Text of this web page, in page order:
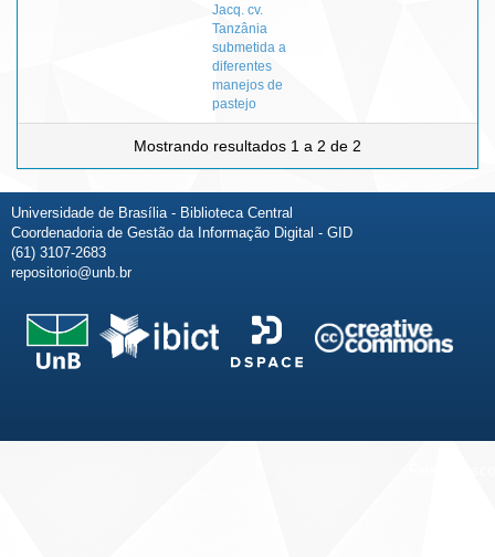
Jacq. cv.
Tanzânia
submetida a
diferentes
manejos de
pastejo
Mostrando resultados 1 a 2 de 2
Universidade de Brasília - Biblioteca Central
Coordenadoria de Gestão da Informação Digital - GID
(61) 3107-2683
repositorio@unb.br